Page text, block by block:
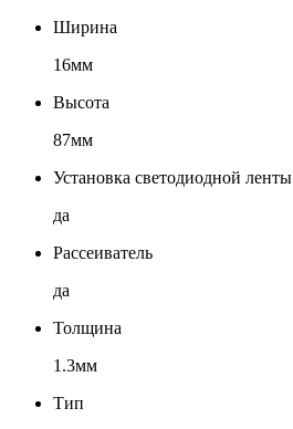
Ширина
16мм
Высота
87мм
Установка светодиодной ленты
да
Рассеиватель
да
Толщина
1.3мм
Тип